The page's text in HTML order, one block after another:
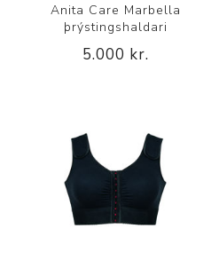
Anita Care Marbella
þrýstingshaldari
5.000 kr.